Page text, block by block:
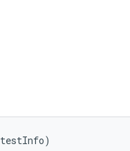
testInfo)